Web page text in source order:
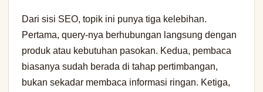
Dari sisi SEO, topik ini punya tiga kelebihan.
Pertama, query-nya berhubungan langsung dengan
produk atau kebutuhan pasokan. Kedua, pembaca
biasanya sudah berada di tahap pertimbangan,
bukan sekadar membaca informasi ringan. Ketiga,